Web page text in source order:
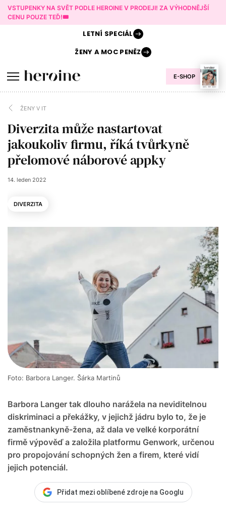
VSTUPENKY NA SVĚT PODLE HEROINE V PRODEJI! ZA VÝHODNĚJŠÍ
CENU POUZE TEĎ!🎟️
E-SHOP
LETNÍ SPECIÁL
ŽENY AMOC PENĚZ
ŽENY V IT
Diverzita může nastartovat
jakoukoliv firmu, říká tvůrkyně
přelomové náborové appky
14. leden 2022
DIVERZITA
Barbora Langer tak dlouho narážela na neviditelnou
diskriminaci a překážky, v jejichž jádru bylo to, že je
zaměstnankyně-žena, až dala ve velké korporátní
firmě výpověď a založila platformu Genwork, určenou
pro propojování schopných žen a firem, které vidí
jejich potenciál.
Foto: Barbora Langer. Šárka Martinů
Přidat mezi oblíbené zdroje na Googlu